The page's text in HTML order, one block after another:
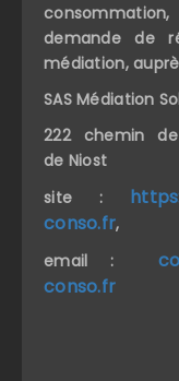
demande de
médiation,
SAS Médiation
222 chemin
de Niost
site :
conso.fr,
email :
conso.fr